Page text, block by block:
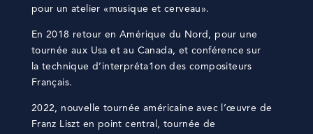
pour un atelier «musique et cerveau».
En 2018 retour en Amérique du Nord, pour une
tournée aux Usa et au Canada, et conférence sur
la technique d’interpréta1on des compositeurs
Français.
2022, nouvelle tournée américaine avec l’œuvre de
Franz Liszt en point central, tournée de